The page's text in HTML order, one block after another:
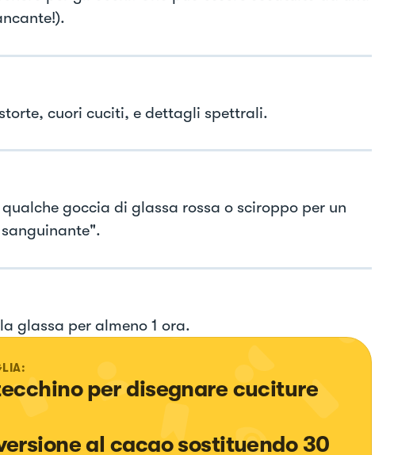
cuori cuciti, e dettagli spettrali.
goccia di glassa rossa o sciroppo per un
glassa per almeno 1 ora.
per disegnare cuciture
al cacao sostituendo 30